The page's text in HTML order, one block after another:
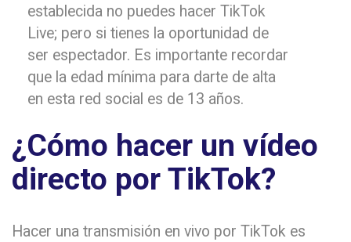
establecida no puedes hacer TikTok
Live; pero si tienes la oportunidad de
ser espectador. Es importante recordar
que la edad mínima para darte de alta
en esta red social es de 13 años.
¿Cómo hacer un vídeo
directo por TikTok?
Hacer una transmisión en vivo por TikTok es